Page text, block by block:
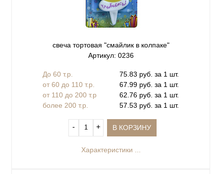
свеча тортовая "смайлик в колпаке"
Артикул: 0236
До 60 т.р.
75.83 руб. за 1 шт.
от 60 до 110 т.р.
67.99 руб. за 1 шт.
от 110 до 200 т.р
62.76 руб. за 1 шт.
более 200 т.р.
57.53 руб. за 1 шт.
‐ + В КОРЗИНУ
Характеристики ...